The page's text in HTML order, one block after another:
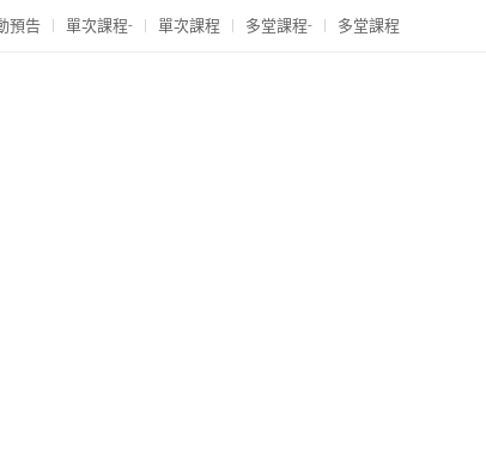
預告 單次課程- 單次課程 多堂課程- 多堂課程